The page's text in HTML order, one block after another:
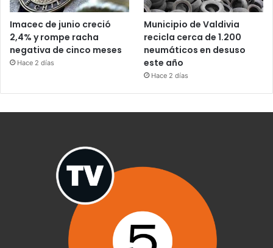
Imacec de junio creció
2,4% y rompe racha
negativa de cinco meses
Hace 2 días
Municipio de Valdivia
recicla cerca de 1.200
neumáticos en desuso
este año
Hace 2 días